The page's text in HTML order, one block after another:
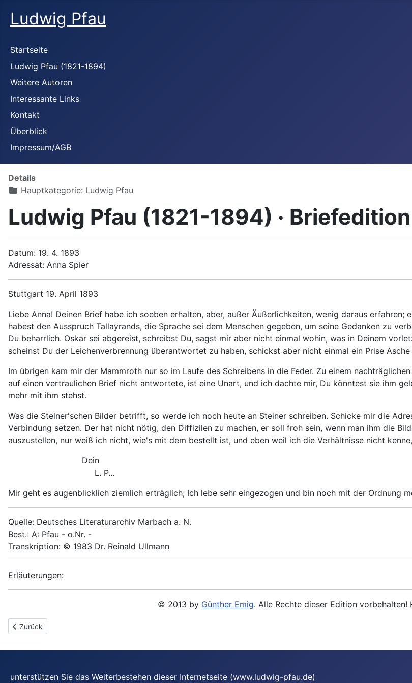
Ludwig Pfau
Startseite
Ludwig Pfau (1821-1894)
Weitere Autoren
Interessante Links
Kontakt
Überblick
Impressum/AGB
Details
Hauptkategorie: Ludwig Pfau
Ludwig Pfau (1821-1894) · Briefedition
Datum: 19. 4. 1893
Adressat: Anna Spier
Stuttgart 19. April 1893
Liebe Anna! Deinen Brief habe ich soeben erhalten, aber, außer Äußerlichkeiten, wenig daraus
habest den Ausspruch Tallayrands, die Sprache sei dem Menschen gegeben, um seine Gedanken zu
Du beharrlich. Oskar sei abgereist, schreibst Du, sagst mir aber nicht einmal wohin, was in Deinem
scheinst Du der Leichenverbrennung überantwortet zu haben, schickst aber nicht einmal ein Prise Asche
Im übrigen kam mir der Mammroth nur so im Laufe des Schreibens in die Feder. Zu einem
auf einen vertraulichen Brief nicht antwortete, ist eine Unart, und ich dachte mir, Du könntest sie ihm
mehr mit ihm stehst.
Was die Steiner'schen Bilder betrifft, so werde ich noch heute an Steiner schreiben. Schicke mir die
Verbindung setzen. Der hat nicht nötig, den Diffizilen zu machen, er soll froh sein, wenn man ihm die
auszustellen, nur weiß ich nicht, wie's mit dem bestellt ist, und eben weil ich die Verhältnisse nicht
Dein
L. P...
Mir geht es augenblicklich ziemlich erträglich; Ich lebe sehr eingezogen und bin noch mit der Ordnung
Quelle: Deutsches Literaturarchiv Marbach a. N.
Best.: A: Pfau - o.Nr. -
Transkription: © 1983 Dr. Reinald Ullmann
Erläuterungen:
© 2013 by Günther Emig. Alle Rechte dieser Edition vorbehalten!
Vorheriger Beitrag: 1893-03-27 - An Anna Spier
Zurück
unterstützen Sie das Weiterbestehen dieser Internetseite (www.ludwig-pfau.de)